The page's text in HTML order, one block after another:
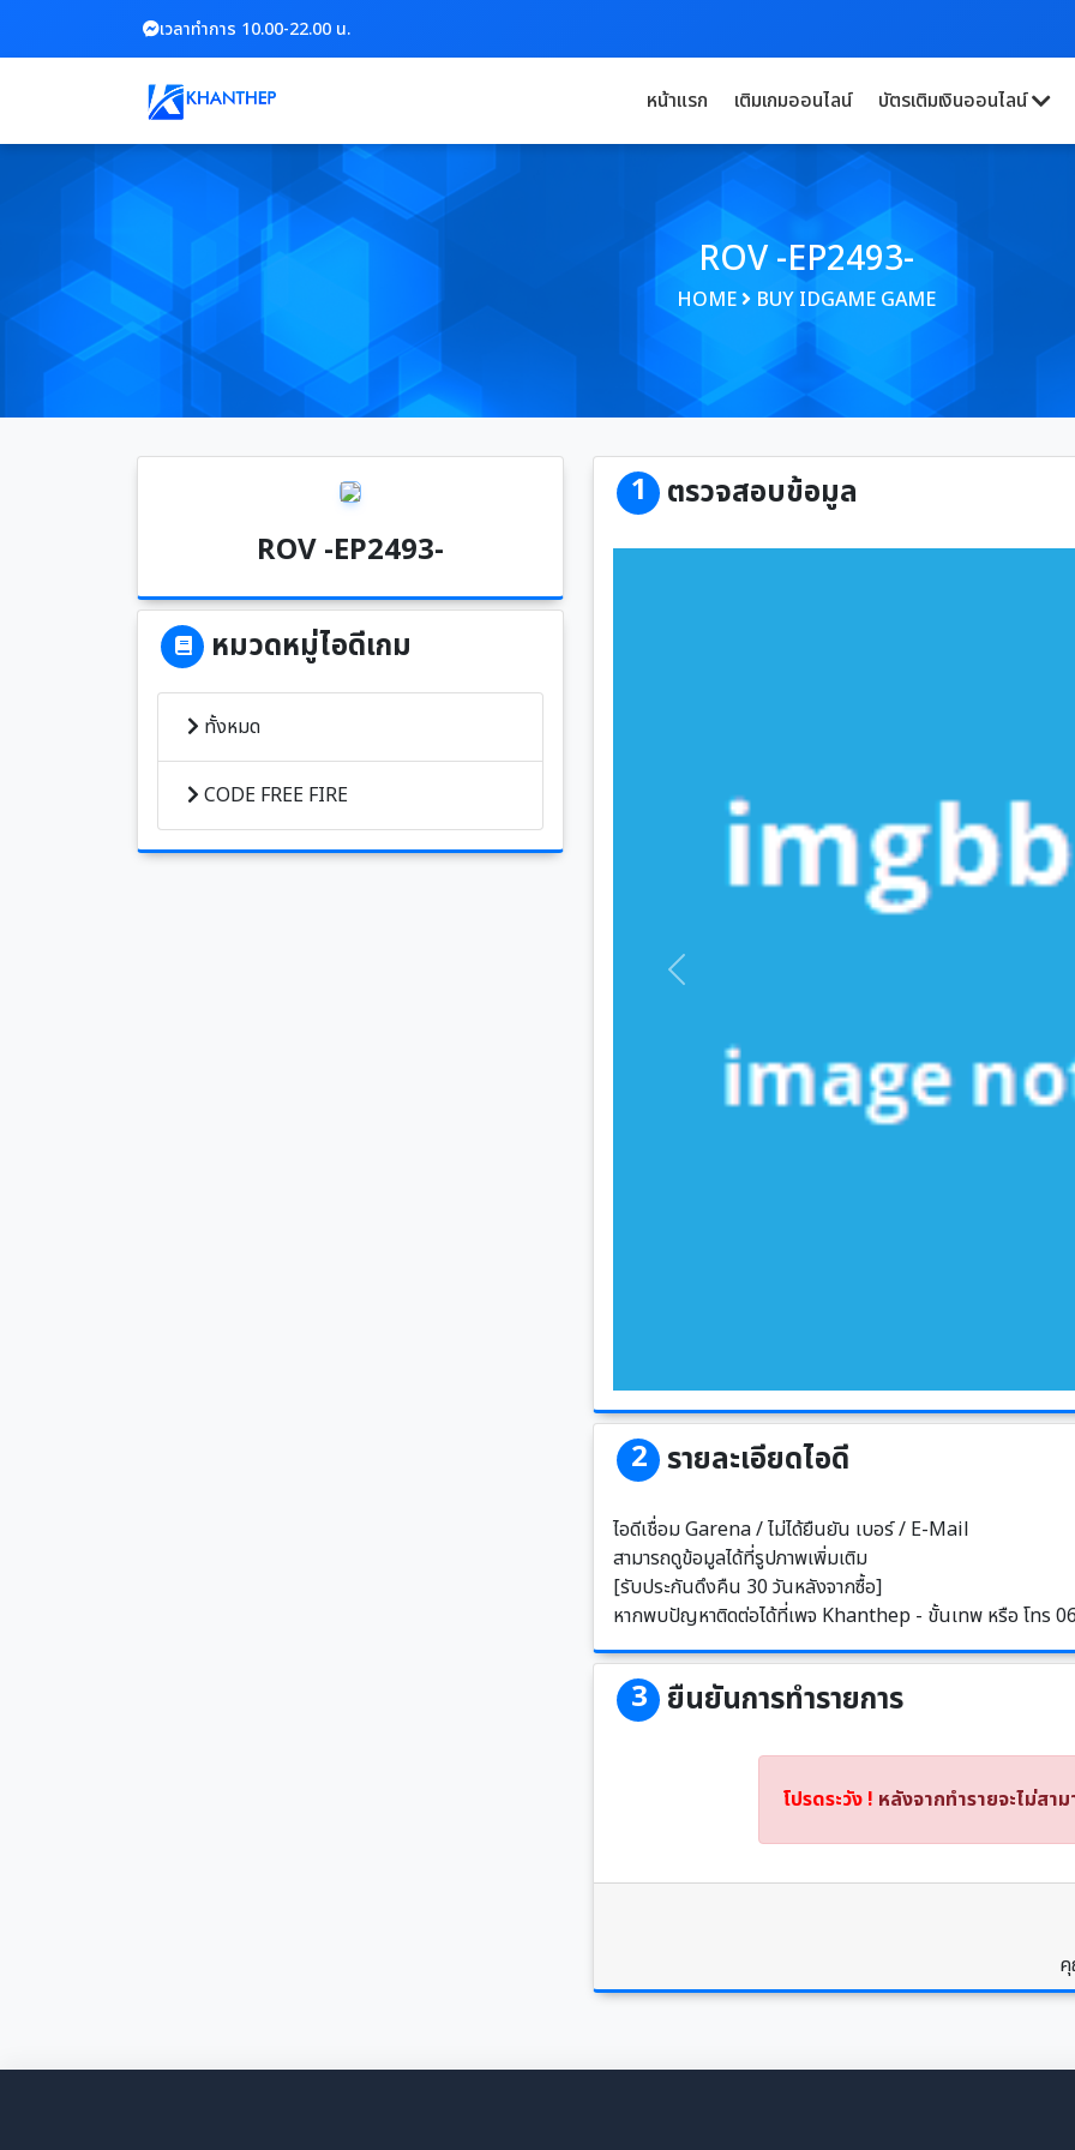
เวลาทำการ 10.00-22.00 น.
หน้าแรก เติมเกมออนไลน์ บัตรเติมเงินออนไลน์
ROV -EP2493-
HOME BUY IDGAME GAME
ROV -EP2493-
หมวดหมู่ไอดีเกม
ทั้งหมด
CODE FREE FIRE
1 ตรวจสอบข้อมูล
Previous
2 รายละเอียดไอดี
ไอดีเชื่อม Garena / ไม่ได้ยืนยัน เบอร์ / E-Mail
สามารถดูข้อมูลได้ที่รูปภาพเพิ่มเติม
[รับประกันดึงคืน 30 วันหลังจากซื้อ]
หากพบปัญหาติดต่อได้ที่เพจ Khanthep - ขั้นเทพ หรือ โทร
3 ยืนยันการทำรายการ
โปรดระวัง ! หลังจากทำรายจะไม่สา